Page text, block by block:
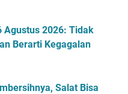
Agustus 2026: Tidak
Berarti Kegagalan
Salat Bisa